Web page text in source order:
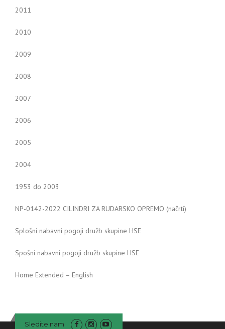
2011
2010
2009
2008
2007
2006
2005
2004
1953 do 2003
NP-0142-2022 CILINDRI ZA RUDARSKO OPREMO (načrti)
Splošni nabavni pogoji družb skupine HSE
Spošni nabavni pogoji družb skupine HSE
Home Extended – English
Sledite nam